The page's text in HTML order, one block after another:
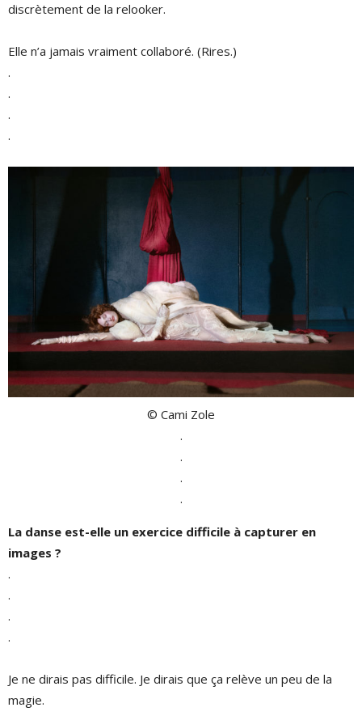
discrètement de la relooker.
Elle n’a jamais vraiment collaboré. (Rires.)
.
.
.
.
© Cami Zole
.
.
.
.
La danse est-elle un exercice difficile à capturer en
images ?
.
.
.
.
Je ne dirais pas difficile. Je dirais que ça relève un peu de la
magie.